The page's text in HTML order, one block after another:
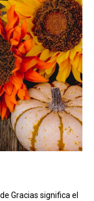
Gracias significa el